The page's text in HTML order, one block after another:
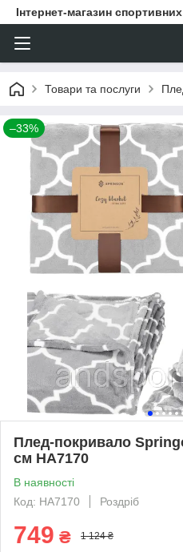
Інтернет-магазин
Товари та послуги
–33%
Плед-покривало
см HA7170
В наявності
Код: HA7170
Роздріб
749 ₴ 1 124 ₴